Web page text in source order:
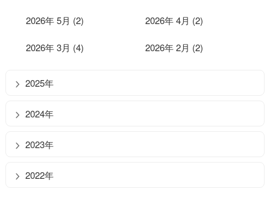
2026年 5月 (2) 2026年 4月 (2)
2026年 3月 (4) 2026年 2月 (2)
2025年
2024年
2023年
2022年